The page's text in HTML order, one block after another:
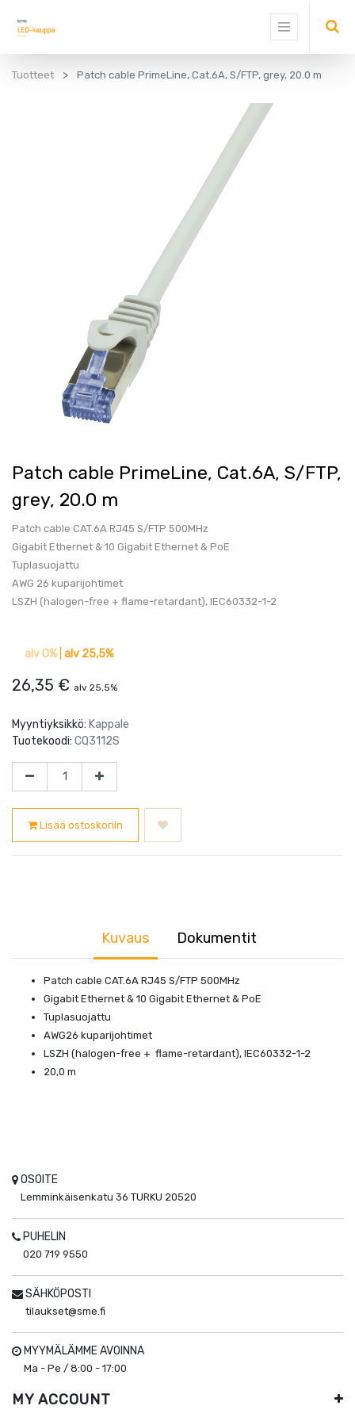
Tuotteet Patch cable PrimeLine, Cat.6A, S/FTP, grey, 20.0 m
Patch cable PrimeLine, Cat.6A, S/FTP,
grey, 20.0 m
Patch cable CAT.6A RJ45 S/FTP 500MHz
Gigabit Ethernet & 10 Gigabit Ethernet & PoE
Tuplasuojattu
AWG 26 kuparijohtimet
LSZH (halogen-free + flame-retardant), IEC60332-1-2
alv 0%| alv 25,5%
26,35 € alv 25,5%
Myyntiyksikkö: Kappale
Tuotekoodi: CQ3112S
Lisää ostoskoriin
Kuvaus Dokumentit
Patch cable CAT.6A RJ45 S/FTP 500MHz
Gigabit Ethernet & 10 Gigabit Ethernet & PoE
Tuplasuojattu
AWG26 kuparijohtimet
LSZH (halogen-free + flame-retardant), IEC60332-1-2
20,0 m
OSOITE
Lemminkäisenkatu 36 TURKU 20520
PUHELIN
020 719 9550
SÄHKÖPOSTI
tilaukset@sme.fi
MYYMÄLÄMME AVOINNA
Ma - Pe / 8:00 - 17:00
MY ACCOUNT